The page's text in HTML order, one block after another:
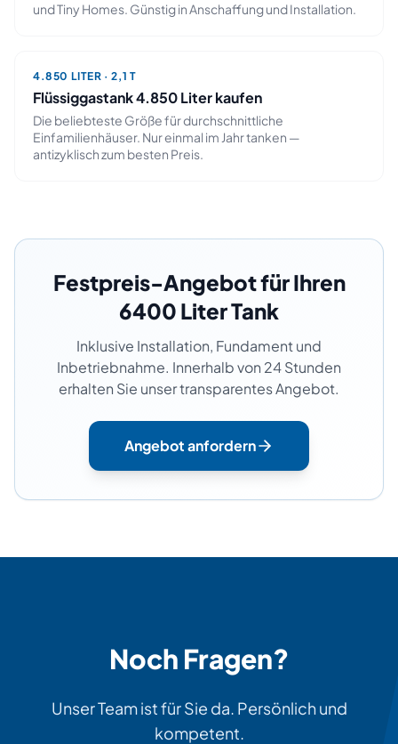
und Tiny Homes. Günstig in Anschaffung und Installation.
4.850 LITER ·2,1 T
Flüssiggastank4.850Liter kaufen
Die beliebteste Größe für durchschnittliche
Einfamilienhäuser. Nur einmal im Jahr tanken —
antizyklisch zum besten Preis.
Festpreis-Angebot für Ihren
6400 Liter Tank
Inklusive Installation, Fundament und
Inbetriebnahme. Innerhalb von 24 Stunden
erhalten Sie unser transparentes Angebot.
Angebot anfordern
Noch Fragen?
Unser Team ist für Sie da. Persönlich und
kompetent.